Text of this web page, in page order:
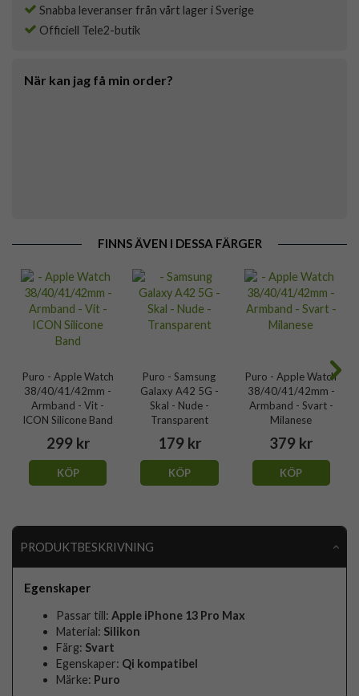
Snabba leveranser från vårt lager i Sverige
Officiell Tele2-butik
När kan jag få min order?
FINNS ÄVEN I DESSA FÄRGER
Puro - Apple Watch
38/40/41/42mm -
Armband - Vit -
ICON Silicone Band
299 kr
KÖP
Puro - Samsung
Galaxy A42 5G -
Skal - Nude -
Transparent
179 kr
KÖP
Puro - Apple Watch
38/40/41/42mm -
Armband - Svart -
Milanese
379 kr
KÖP
PRODUKTBESKRIVNING
Egenskaper
Passar till:Apple iPhone 13 Pro Max
Material: Silikon
Färg: Svart
Egenskaper: Qi kompatibel
Märke: Puro